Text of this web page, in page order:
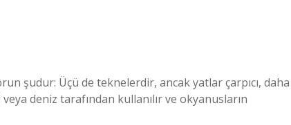
şudur: Üçü de teknelerdir, ancak yatlar çarpıcı, daha
deniz tarafından kullanılır ve okyanusların